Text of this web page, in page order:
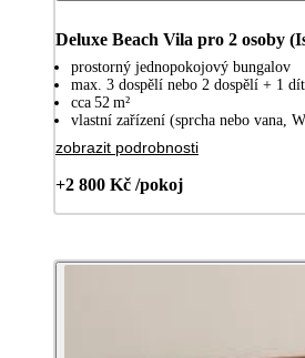
Deluxe Beach Vila pro 2 osoby
prostorný jednopokojový bungalov
max. 3 dospělí nebo 2 dospělí + 1
cca 52 m²
vlastní zařízení (sprcha nebo vana,
zobrazit podrobnosti
+2 800 Kč /pokoj